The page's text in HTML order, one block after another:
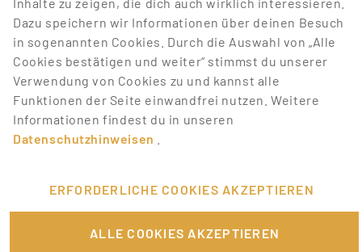
Lass dich über neue Job-Chancen zu deiner Suche
mit Job-Alerts automatisch informieren!
JOB-ALERT ERSTELLEN
Dazu speichern wir Informationen über deinen Besuch
in sogenannten Cookies. Durch die Auswahl von „Alle
Cookies bestätigen und weiter“ stimmst du unserer
Verwendung von Cookies zu und kannst alle
Funktionen der Seite einwandfrei nutzen. Weitere
Informationen findest du in unseren
Datenschutzhinweisen
ERFORDERLICHE COOKIES AKZEPTIEREN
ALLE COOKIES AKZEPTIEREN